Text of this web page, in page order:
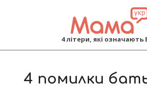
4 літери, які означають
4 помилки